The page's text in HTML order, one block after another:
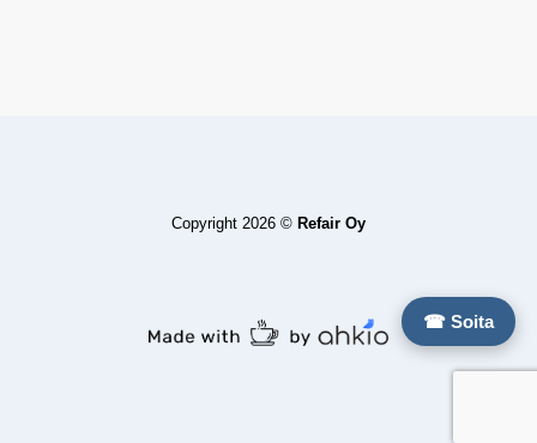
☎ Soita
Copyright 2026 © Refair Oy